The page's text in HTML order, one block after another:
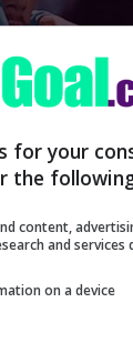
for your
the
content,
and services
on a device